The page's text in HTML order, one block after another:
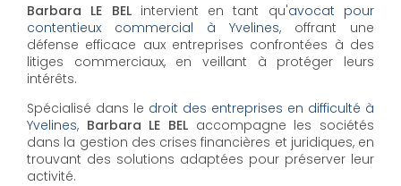
Barbara LE BELintervient en tant qu'avocat pour
contentieux commercial à Yvelines, offrant une
défense efficace aux entreprises confrontées à des
litiges commerciaux, en veillant à protéger leurs
intérêts.
Spécialisé dans le droit des entreprises en difficulté à
Yvelines, Barbara LE BEL accompagne les sociétés
dans la gestion des crises financières et juridiques, en
trouvant des solutions adaptées pour préserver leur
activité.